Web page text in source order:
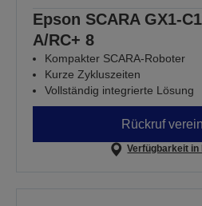
Epson SCARA GX1-
A/RC+ 8
Kompakter SCARA-Roboter
Kurze Zykluszeiten
Vollständig integrierte Lösung
Rückruf
Verfügbarkeit in